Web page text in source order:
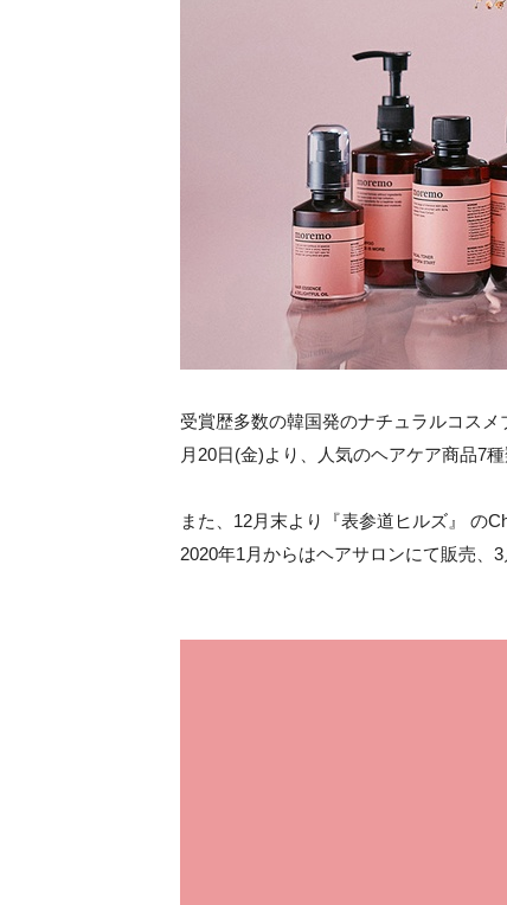
受賞歴多数の韓国発のナチュラルコス
月20日(金)より、人気のヘアケア商品7
また、12月末より『表参道ヒルズ』 の
2020年1月からはヘアサロンにて販売、